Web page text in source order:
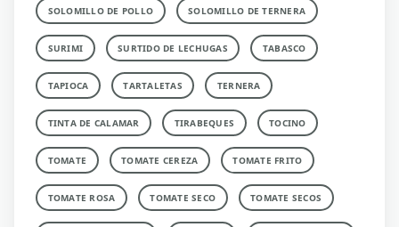
SOLOMILLO DE POLLO SOLOMILLO DE TERNERA
SURIMI SURTIDO DE LECHUGAS TABASCO
TAPIOCA TARTALETAS TERNERA
TINTA DE CALAMAR TIRABEQUES TOCINO
TOMATE TOMATE CEREZA TOMATE FRITO
TOMATE ROSA TOMATE SECO TOMATE SECOS